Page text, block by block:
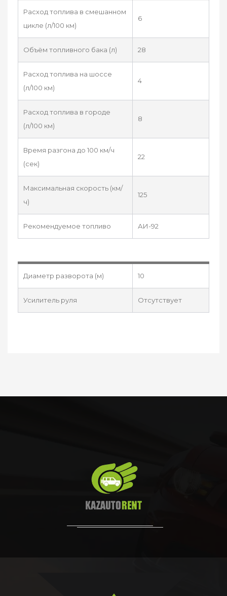
Расход топлива в смешанном
цикле (л/100 км)
6
Объём топливного бака (л) 28
Расход топлива на шоссе
(л/100 км)
4
Расход топлива в городе
(л/100 км)
8
Время разгона до 100 км/ч
(сек)
22
Максимальная скорость (км/
ч)
125
Рекомендуемое топливо АИ-92
Диаметр разворота (м) 10
Усилитель руля Отсутствует